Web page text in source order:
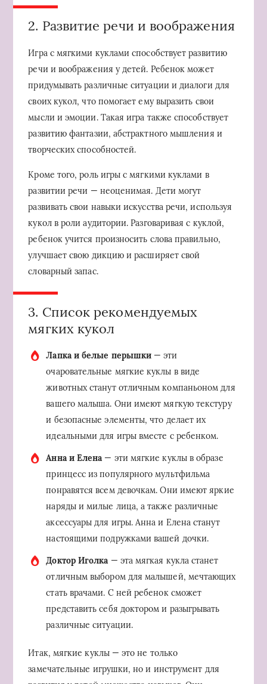
2. Развитие речи и воображения
Игра с мягкими куклами способствует развитию
речи и воображения у детей. Ребенок может
придумывать различные ситуации и диалоги для
своих кукол, что помогает ему выразить свои
мысли и эмоции. Такая игра также способствует
развитию фантазии, абстрактного мышления и
творческих способностей.
Кроме того, роль игры с мягкими куклами в
развитии речи — неоценимая. Дети могут
развивать свои навыки искусства речи, используя
кукол в роли аудитории. Разговаривая с куклой,
ребенок учится произносить слова правильно,
улучшает свою дикцию и расширяет свой
словарный запас.
3. Список рекомендуемых
мягких кукол
Лапка и белые перышки — эти
очаровательные мягкие куклы в виде
животных станут отличным компаньоном для
вашего малыша. Они имеют мягкую текстуру
и безопасные элементы, что делает их
идеальными для игры вместе с ребенком.
Анна и Елена— эти мягкие куклы в образе
принцесс из популярного мультфильма
понравятся всем девочкам. Они имеют яркие
наряды и милые лица, а также различные
аксессуары для игры. Анна и Елена станут
настоящими подружками вашей дочки.
Доктор Иголка— эта мягкая кукла станет
отличным выбором для малышей, мечтающих
стать врачами. С ней ребенок сможет
представить себя доктором и разыгрывать
различные ситуации.
Итак, мягкие куклы — это не только
замечательные игрушки, но и инструмент для